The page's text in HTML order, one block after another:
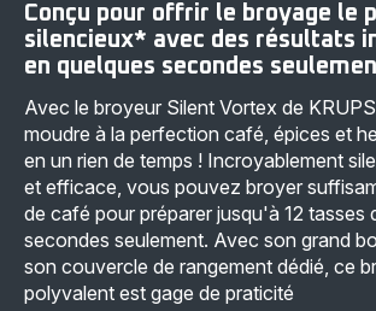
espresso
manuelle
Virtuoso+
Inox
Moulin
à
café
-
Conçu pour offrir le broyage le
silencieux* avec des résultats
en quelques secondes
Avec le broyeur Silent Vortex de
moudre à la perfection café, épices et
en un rien de temps ! Incroyablement
et efficace, vous pouvez broyer
de café pour préparer jusqu'à 12 tasses
secondes seulement. Avec son grand
son couvercle de rangement dédié, ce
polyvalent est gage de praticité